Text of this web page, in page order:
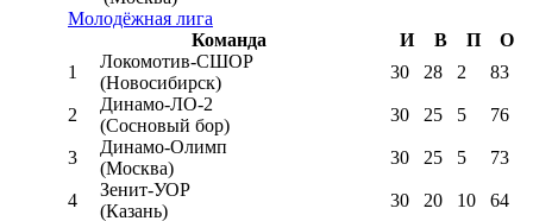
Молодёжная лига
Команда
И В П
О
1
Локомотив-CШОР
(Новосибирск)
30 28 2 83
2
Динамо-ЛО-2
(Сосновый бор)
30 25 5 76
3
Динамо-Олимп
(Москва)
30 25 5 73
4
Зенит-УОР
(Казань)
30 20 10 64